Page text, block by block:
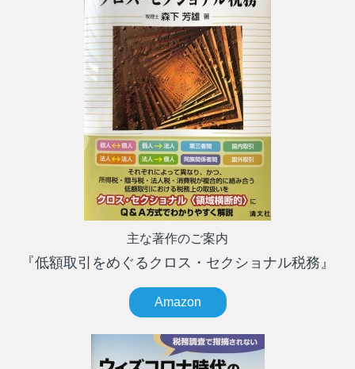
主な著作のご案内
『低額取引をめぐるクロス・セクショナル税務』
Amazon